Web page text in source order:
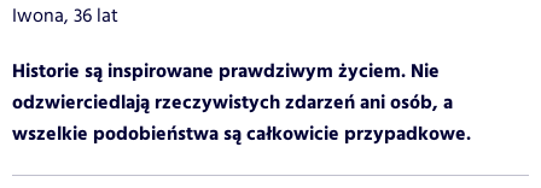
Iwona, 36 lat
Historie są inspirowane prawdziwym życiem. Nie
odzwierciedlają rzeczywistych zdarzeń ani osób, a
wszelkie podobieństwa są całkowicie przypadkowe.